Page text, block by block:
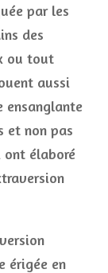
par les
des
ou tout
aussi
ensanglante
et non pas
ont élaboré
érigée en